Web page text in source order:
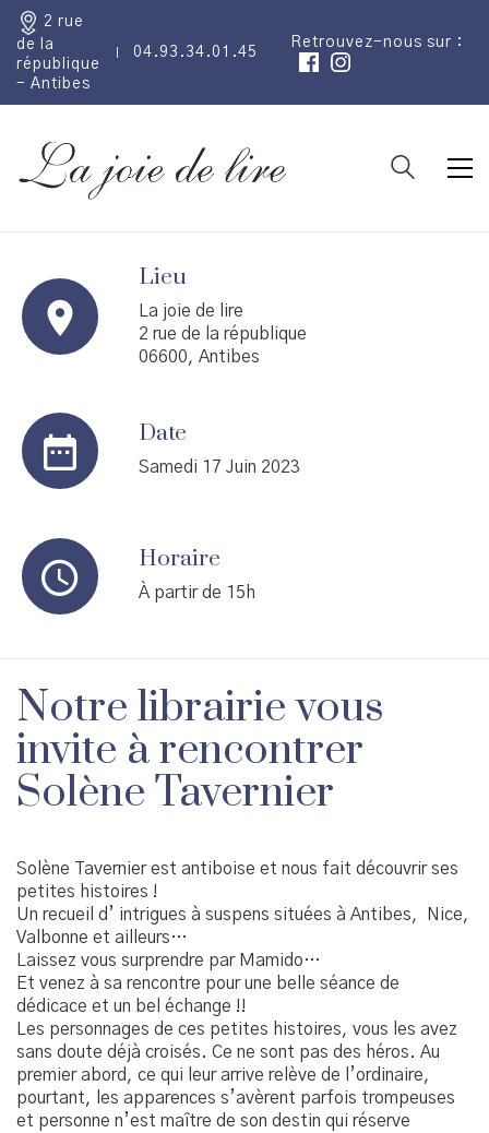
2 rue
de la
république
- Antibes
04.93.34.01.45
Retrouvez-nous sur :
Lieu
La joie de lire
2 rue de la république
06600, Antibes
Date
Samedi 17 Juin 2023
Horaire
À partir de 15h
Notre librairie vous
invite à rencontrer
Solène Tavernier
Solène Tavernier est antiboise et nous fait découvrir ses
petites histoires !
Un recueil d’ intrigues à suspens situées à Antibes, Nice,
Valbonne et ailleurs…
Laissez vous surprendre par Mamido…
Et venez à sa rencontre pour une belle séance de
dédicace et un bel échange !!
Les personnages de ces petites histoires, vous les avez
sans doute déjà croisés. Ce ne sont pas des héros. Au
premier abord, ce qui leur arrive relève de l’ordinaire,
pourtant, les apparences s’avèrent parfois trompeuses
et personne n’est maître de son destin qui réserve